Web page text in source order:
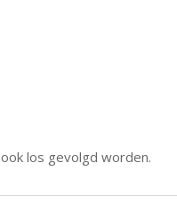
los gevolgd worden.